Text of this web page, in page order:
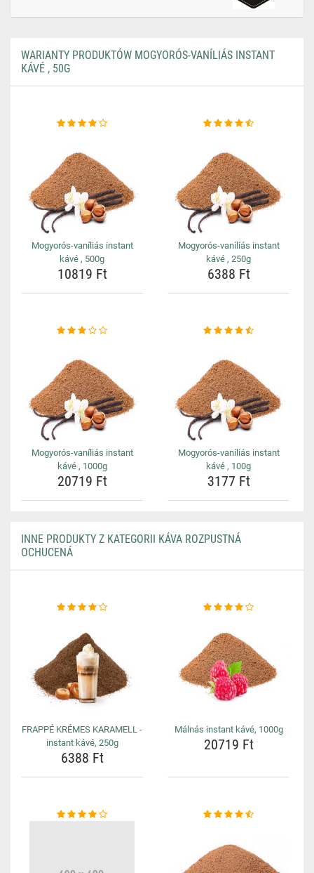
WARIANTY PRODUKTÓW MOGYORÓS-VANÍLIÁS INSTANT
KÁVÉ , 50G
Mogyorós-vaníliás instant
kávé , 500g
10819 Ft
Mogyorós-vaníliás instant
kávé , 250g
6388 Ft
Mogyorós-vaníliás instant
kávé , 1000g
20719 Ft
Mogyorós-vaníliás instant
kávé , 100g
3177 Ft
INNE PRODUKTY Z KATEGORII KÁVA ROZPUSTNÁ
OCHUCENÁ
FRAPPÉ KRÉMES KARAMELL -
instant kávé, 250g
6388 Ft
Málnás instant kávé, 1000g
20719 Ft